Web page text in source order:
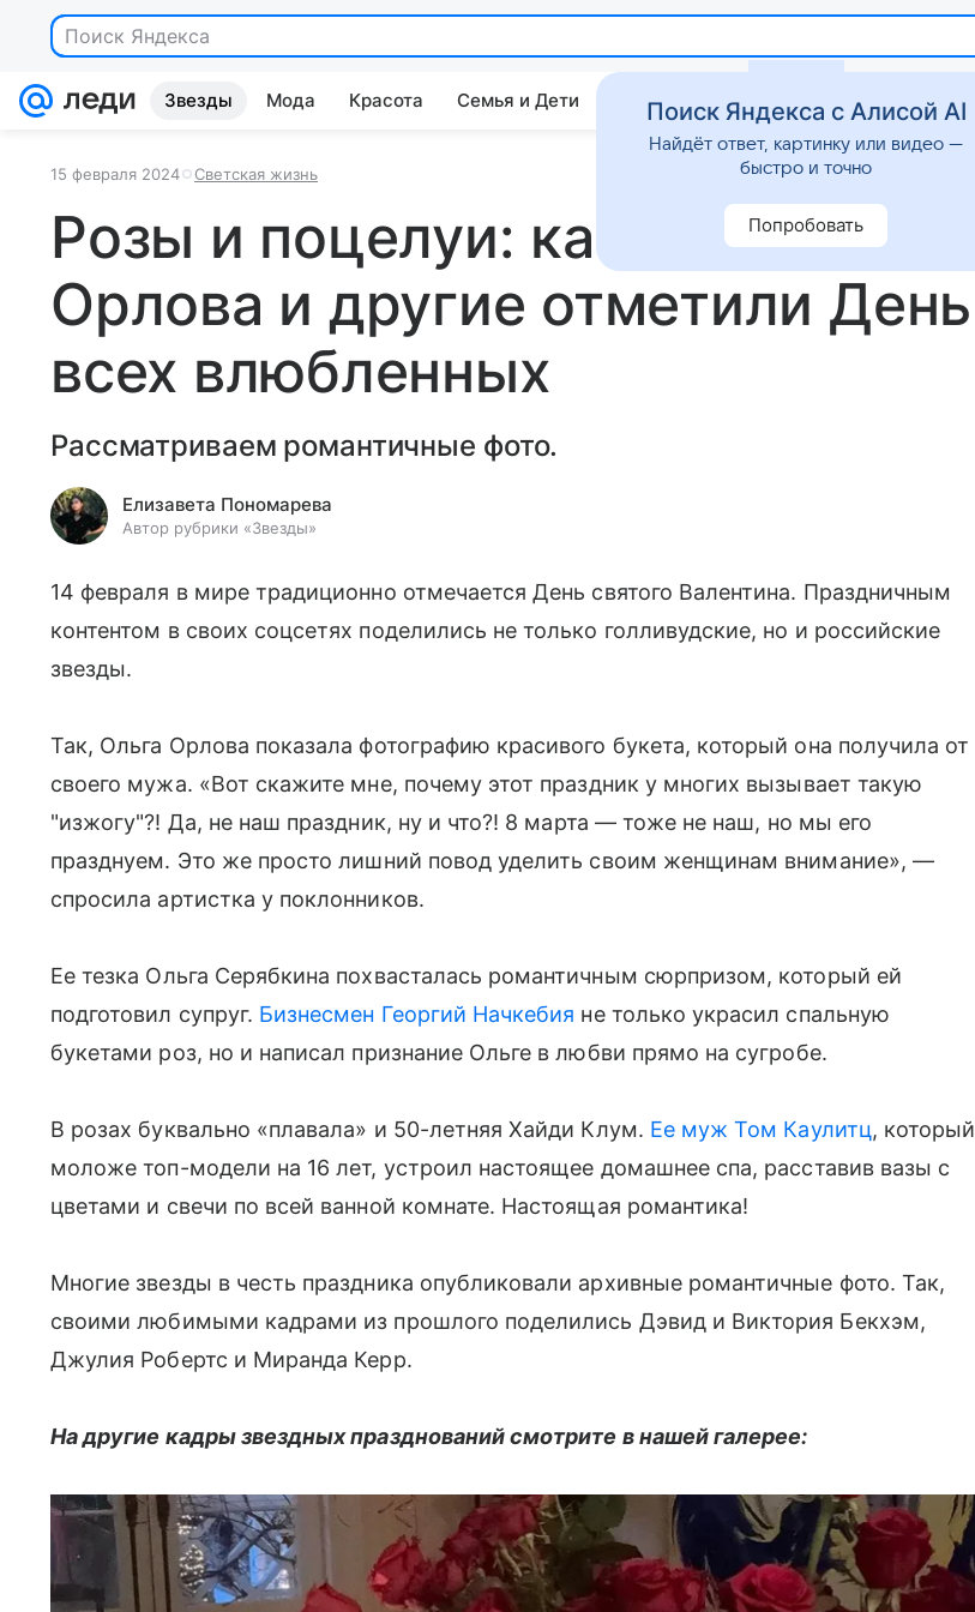
Поиск Яндекса
Звезды Мода Красота Семья и Дети Дом Гороскопы Стиль жизни
15 февраля 2024 Светская жизнь
Розы и поцелуи: как Бекхэмы,
Орлова и другие отметили День
всех влюбленных
Рассматриваем романтичные фото.
Елизавета Пономарева
Автор рубрики «Звезды»
14 февраля в мире традиционно отмечается День святого Валентина. Праздничным
контентом в своих соцсетях поделились не только голливудские, но и российские
звезды.
Так, Ольга Орлова показала фотографию красивого букета, который она получила от
своего мужа. «Вот скажите мне, почему этот праздник у многих вызывает такую
"изжогу"?! Да, не наш праздник, ну и что?! 8 марта — тоже не наш, но мы его
празднуем. Это же просто лишний повод уделить своим женщинам внимание», —
спросила артистка у поклонников.
Ее тезка Ольга Серябкина похвасталась романтичным сюрпризом, который ей
подготовил супруг. Бизнесмен Георгий Начкебия не только украсил спальную
букетами роз, но и написал признание Ольге в любви прямо на сугробе.
В розах буквально «плавала» и 50-летняя Хайди Клум. Ее муж Том Каулитц, который
моложе топ-модели на 16 лет, устроил настоящее домашнее спа, расставив вазы с
цветами и свечи по всей ванной комнате. Настоящая романтика!
Многие звезды в честь праздника опубликовали архивные романтичные фото. Так,
своими любимыми кадрами из прошлого поделились Дэвид и Виктория Бекхэм,
Джулия Робертс и Миранда Керр.
На другие кадры звездных празднований смотрите в нашей галерее:
Поиск Яндекса с Алисой AI
Найдёт ответ, картинку или видео —
быстро и точно
Попробовать